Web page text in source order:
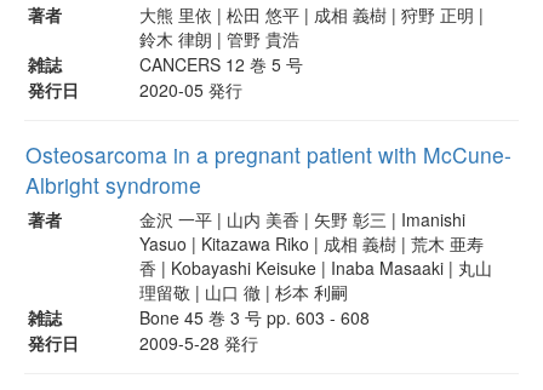
著者
大熊 里依 | 松田 悠平 | 成相 義樹 | 狩野 正明 |
鈴木 律朗 | 管野 貴浩
雑誌
CANCERS 12 巻 5 号
発行日
2020-05 発行
Osteosarcoma in a pregnant patient with McCune-
Albright syndrome
著者
金沢 一平 | 山内 美香 | 矢野 彰三 | Imanishi
Yasuo | Kitazawa Riko | 成相 義樹 | 荒木 亜寿
香 | Kobayashi Keisuke | Inaba Masaaki | 丸山
理留敬 | 山口 徹 | 杉本 利嗣
雑誌
Bone 45 巻 3 号 pp. 603 - 608
発行日
2009-5-28 発行